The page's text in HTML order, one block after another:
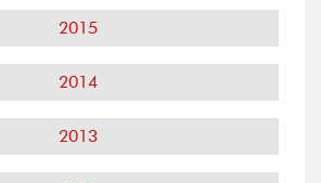
2015
2014
2013